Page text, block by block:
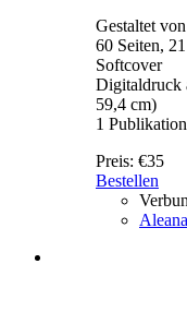
Gestaltet
60 Seiten,
Softcover
Digitaldruck
59,4 cm)
1
Preis: €35
Bestellen